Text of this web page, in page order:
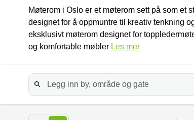
Møterom i Oslo er et møterom sett på som et
designet for å oppmuntre til kreativ tenkning
eksklusivt møterom designet for
og komfortable møbler Les mer